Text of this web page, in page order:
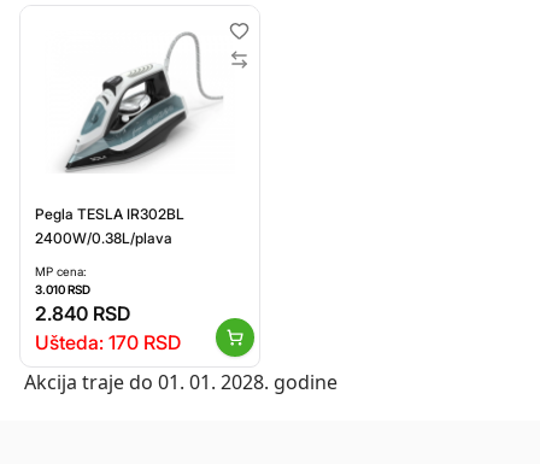
Pegla TESLA IR302BL
2400W/0.38L/plava
MP cena:
3.010RSD
2.840 RSD
Ušteda: 170 RSD
Akcija traje do 01. 01. 2028. godine